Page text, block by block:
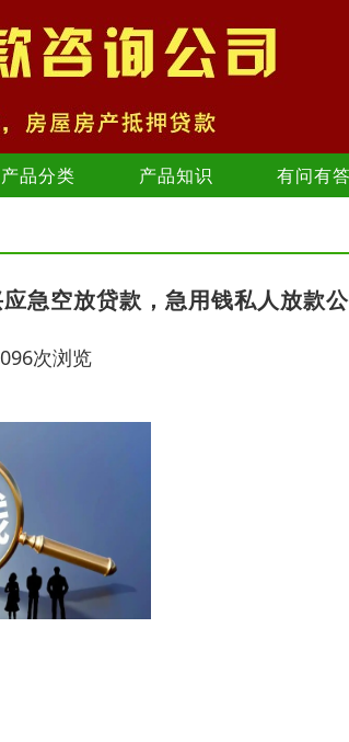
产品分类 产品知识 有问有答
急空放贷款，急用钱私人放款
次浏览